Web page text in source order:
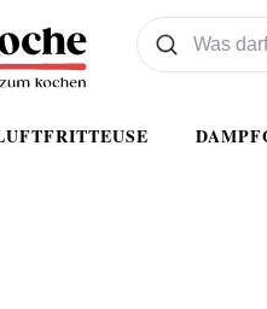
Was wollen Sie suchen
Suchen